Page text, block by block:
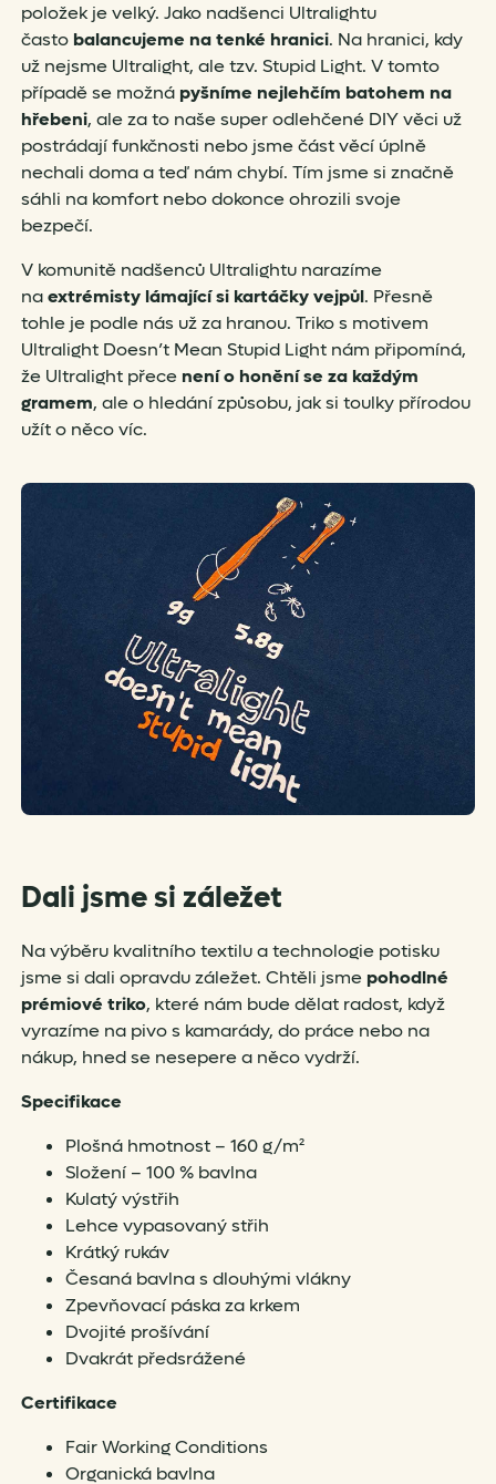
položek je velký. Jako nadšenci Ultralightu
často balancujeme na tenké hranici. Na hranici, kdy
už nejsme Ultralight, ale tzv. Stupid Light. V tomto
případě se možná pyšníme nejlehčím batohem na
hřebeni, ale za to naše super odlehčené DIY věci už
postrádají funkčnosti nebo jsme část věcí úplně
nechali doma a teď nám chybí. Tím jsme si značně
sáhli na komfort nebo dokonce ohrozili svoje
bezpečí.
V komunitě nadšenců Ultralightu narazíme
naextrémisty lámající si kartáčky vejpůl. Přesně
tohle je podle nás už za hranou. Triko s motivem
Ultralight Doesn’t Mean Stupid Light nám připomíná,
že Ultralight přecenení o honění se za každým
gramem, ale o hledání způsobu, jak si toulky přírodou
užít o něco víc.
Dali jsme si záležet
Na výběru kvalitního textilu a technologie potisku
jsme si dali opravdu záležet. Chtěli jsme pohodlné
prémiové triko, které nám bude dělat radost, když
vyrazíme na pivo s kamarády, do práce nebo na
nákup, hned se nesepere a něco vydrží.
Specifikace
Plošná hmotnost – 160 g/m²
Složení – 100 % bavlna
Kulatý výstřih
Lehce vypasovaný střih
Krátký rukáv
Česaná bavlna s dlouhými vlákny
Zpevňovací páska za krkem
Dvojité prošívání
Dvakrát předsrážené
Certifikace
Fair Working Conditions
Organická bavlna